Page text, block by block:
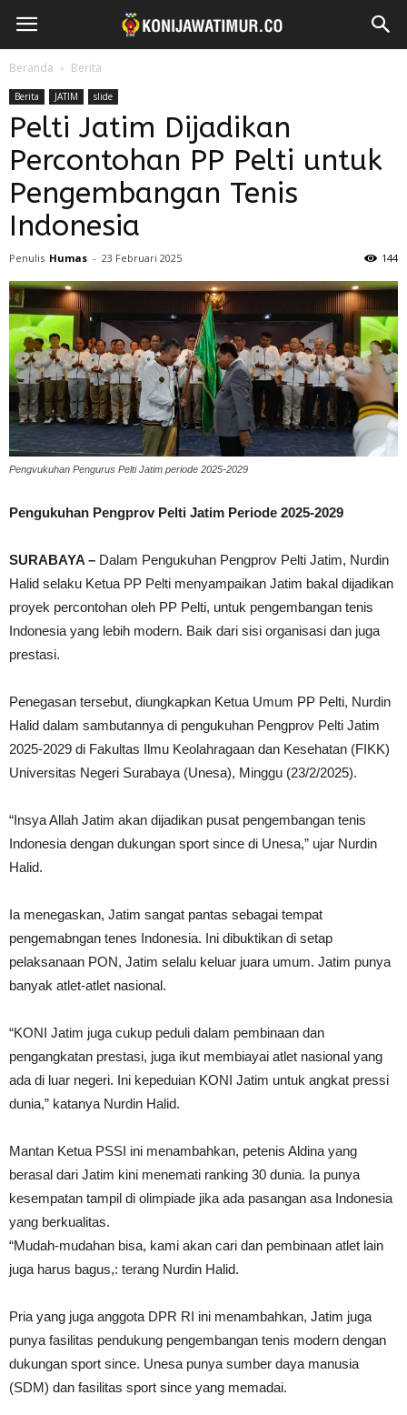
Beranda Berita
Berita JATIM slide
Pelti Jatim Dijadikan
Percontohan PP Pelti untuk
Pengembangan Tenis
Indonesia
Penulis Humas - 23 Februari 2025 144
Pengvukuhan Pengurus Pelti Jatim periode 2025-2029
Pengukuhan Pengprov Pelti Jatim Periode 2025-2029
SURABAYA – Dalam Pengukuhan Pengprov Pelti Jatim, Nurdin
Halid selaku Ketua PP Pelti menyampaikan Jatim bakal dijadikan
proyek percontohan oleh PP Pelti, untuk pengembangan tenis
Indonesia yang lebih modern. Baik dari sisi organisasi dan juga
prestasi.
Penegasan tersebut, diungkapkan Ketua Umum PP Pelti, Nurdin
Halid dalam sambutannya di pengukuhan Pengprov Pelti Jatim
2025-2029 di Fakultas Ilmu Keolahragaan dan Kesehatan (FIKK)
Universitas Negeri Surabaya (Unesa), Minggu (23/2/2025).
“Insya Allah Jatim akan dijadikan pusat pengembangan tenis
Indonesia dengan dukungan sport since di Unesa,” ujar Nurdin
Halid.
Ia menegaskan, Jatim sangat pantas sebagai tempat
pengemabngan tenes Indonesia. Ini dibuktikan di setap
pelaksanaan PON, Jatim selalu keluar juara umum. Jatim punya
banyak atlet-atlet nasional.
“KONI Jatim juga cukup peduli dalam pembinaan dan
pengangkatan prestasi, juga ikut membiayai atlet nasional yang
ada di luar negeri. Ini kepeduian KONI Jatim untuk angkat pressi
dunia,” katanya Nurdin Halid.
Mantan Ketua PSSI ini menambahkan, petenis Aldina yang
berasal dari Jatim kini menemati ranking 30 dunia. Ia punya
kesempatan tampil di olimpiade jika ada pasangan asa Indonesia
yang berkualitas.
“Mudah-mudahan bisa, kami akan cari dan pembinaan atlet lain
juga harus bagus,: terang Nurdin Halid.
Pria yang juga anggota DPR RI ini menambahkan, Jatim juga
punya fasilitas pendukung pengembangan tenis modern dengan
dukungan sport since. Unesa punya sumber daya manusia
(SDM) dan fasilitas sport since yang memadai.